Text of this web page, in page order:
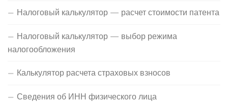
Налоговый калькулятор — расчет стоимости патента
Налоговый калькулятор — выбор режима
налогообложения
Калькулятор расчета страховых взносов
Сведения об ИНН физического лица